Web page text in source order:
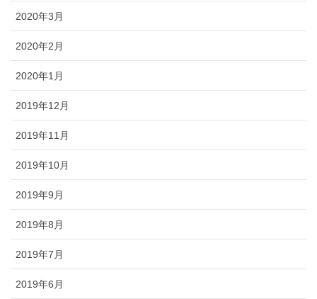
2020年3月
2020年2月
2020年1月
2019年12月
2019年11月
2019年10月
2019年9月
2019年8月
2019年7月
2019年6月